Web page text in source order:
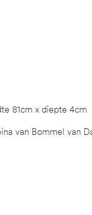
81cm x diepte 4cm
van Bommel van